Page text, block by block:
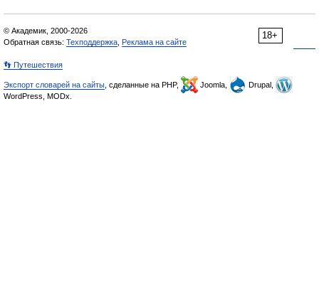
18+
© Академик, 2000-2026
Обратная связь: Техподдержка Реклама на сайте
👣 Путешествия
Экспорт словарей на сайты , сделанные на PHP, Joomla,
Drupal,
WordPress, MODx.